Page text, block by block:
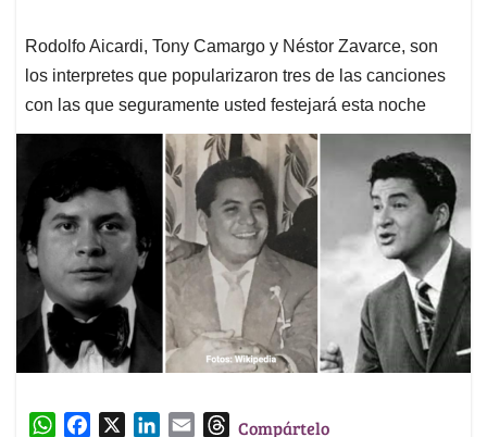
Rodolfo Aicardi, Tony Camargo y Néstor Zavarce, son
los interpretes que popularizaron tres de las canciones
con las que seguramente usted festejará esta noche
W
TCompártelo